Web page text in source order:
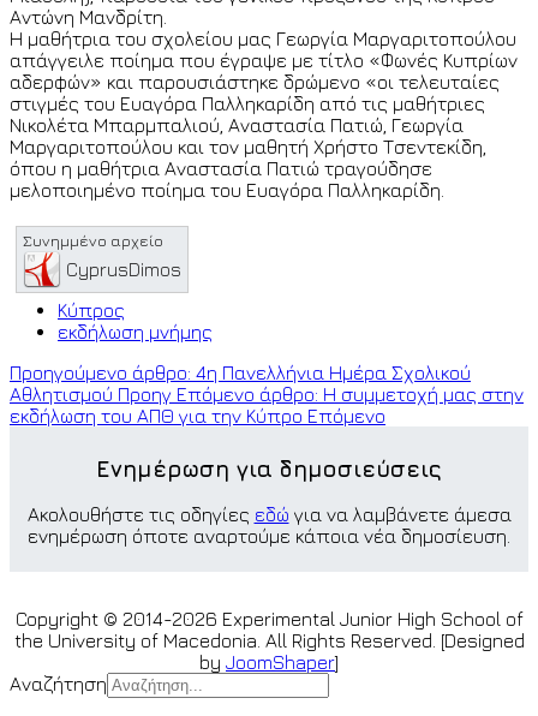
Αντώνη Μανδρίτη.
Η μαθήτρια του σχολείου μας Γεωργία Μαργαριτοπούλου
απάγγειλε ποίημα που έγραψε με τίτλο «Φωνές Κυπρίων
αδερφών» και παρουσιάστηκε δρώμενο «οι τελευταίες
στιγμές του Ευαγόρα Παλληκαρίδη από τις μαθήτριες
Νικολέτα Μπαρμπαλιού, Αναστασία Πατιώ, Γεωργία
Μαργαριτοπούλου και τον μαθητή Χρήστο Τσεντεκίδη,
όπου η μαθήτρια Αναστασία Πατιώ τραγούδησε
μελοποιημένο ποίημα του Ευαγόρα Παλληκαρίδη.
CyprusDimos
Κύπρος
εκδήλωση μνήμης
Προηγούμενο άρθρο: 4η Πανελλήνια Ημέρα Σχολικού
Αθλητισμού Προηγ Επόμενο άρθρο: Η συμμετοχή μας στην
εκδήλωση του ΑΠΘ για την Κύπρο Επόμενο
Ενημέρωση για δημοσιεύσεις
Ακολουθήστε τις οδηγίες εδώ για να λαμβάνετε άμεσα
ενημέρωση όποτε αναρτούμε κάποια νέα δημοσίευση.
Copyright © 2014-2026 Experimental Junior High School of
the University of Macedonia. All Rights Reserved. [Designed
by JoomShaper]
Αναζήτηση